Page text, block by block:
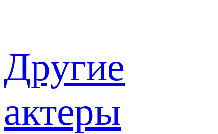
Другие
актеры